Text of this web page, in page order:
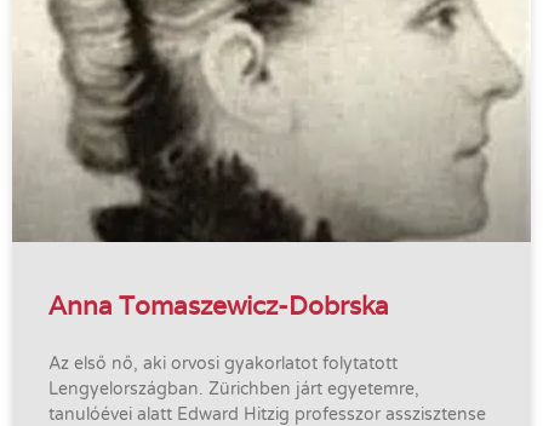
Anna Tomaszewicz-Dobrska
Az első nő, aki orvosi gyakorlatot folytatott
Lengyelországban. Zürichben járt egyetemre,
tanulóévei alatt Edward Hitzig professzor asszisztense